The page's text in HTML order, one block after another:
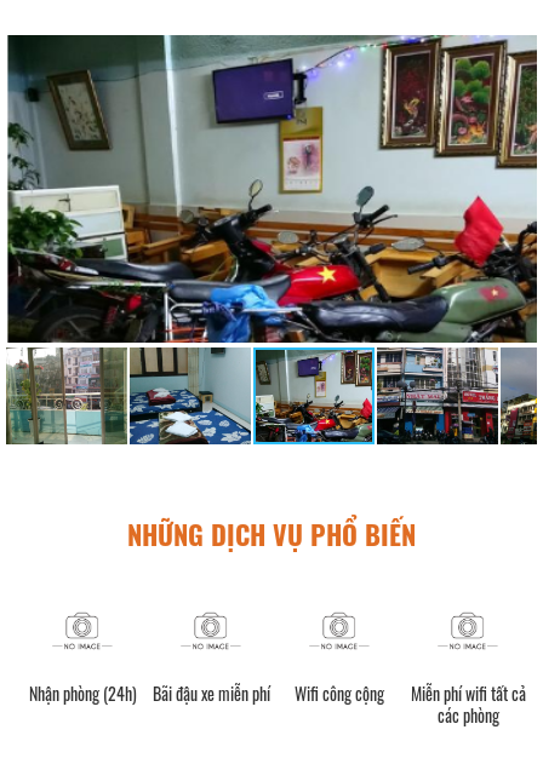
NHỮNG DỊCH VỤ PHỔ BIẾN
Nhận phòng (24h) Bãi đậu xe miễn phí Wifi công cộng
Miễn phí wifi tất cả
các phòng